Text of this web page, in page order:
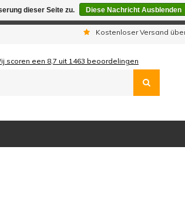
Kostenloser Versand
scoren een 8,7 uit 1463 beoordelingen
dieser Seite zu. Diese Nachricht Ausblenden
nicht erreichbar. Aufgegebene